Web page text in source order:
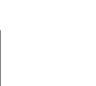
Array)